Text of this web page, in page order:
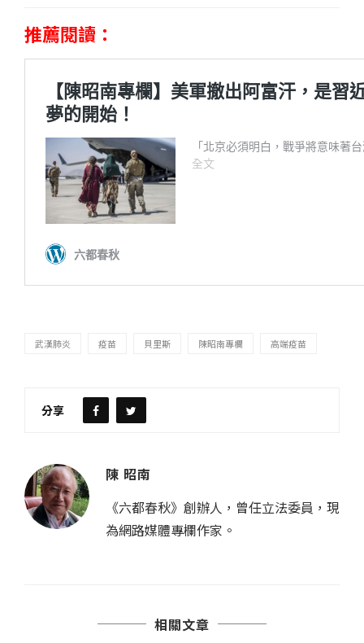
推薦閱讀：
武漢肺炎 疫苗 貝里斯 陳昭南專欄 高端疫苗
分享
陳 昭南
《六都春秋》創辦人，曾任立法委員，現
為網路媒體專欄作家。
相關文章